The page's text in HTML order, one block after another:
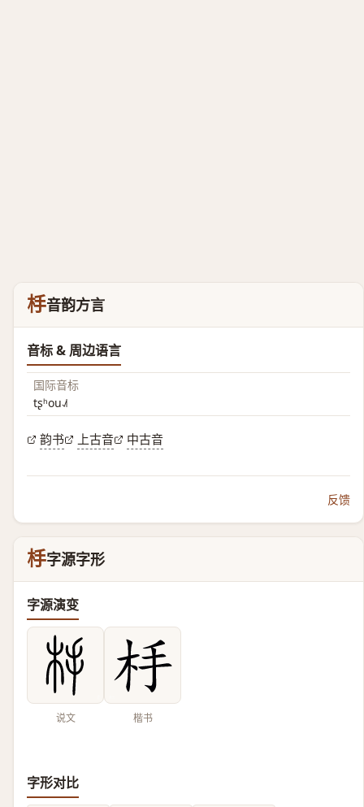
杽音韵方言
音标 & 周边语言
国际音标
tʂʰou˨˩˦
韵书 上古音 中古音
反馈
杽字源字形
字源演变
说文 楷书
字形对比